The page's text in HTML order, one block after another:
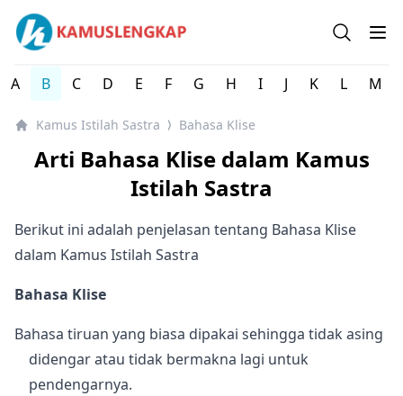
Kamus Istilah Sastra Indonesia Lengkap
Open
A B C D E F G H I J K L M
Kamus Istilah Sastra ⟩ Bahasa Klise
Arti Bahasa Klise dalam Kamus
Istilah Sastra
Berikut ini adalah penjelasan tentang Bahasa Klise
dalam Kamus Istilah Sastra
Bahasa Klise
Bahasa tiruan yang biasa dipakai sehingga tidak asing
didengar atau tidak bermakna lagi untuk
pendengarnya.